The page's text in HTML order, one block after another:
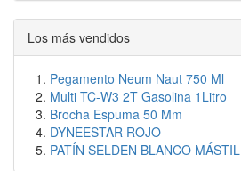
Los más vendidos
Pegamento Neum Naut 750 Ml
Multi TC-W3 2T Gasolina 1Litro
Brocha Espuma 50 Mm
DYNEESTAR ROJO
PATÍN SELDEN BLANCO